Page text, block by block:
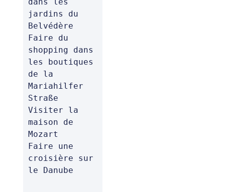
jardins du
Belvédère
Faire du
shopping dans
les boutiques
de la
Mariahilfer
Straße
Visiter la
maison de
Mozart
Faire une
croisière sur
le Danube